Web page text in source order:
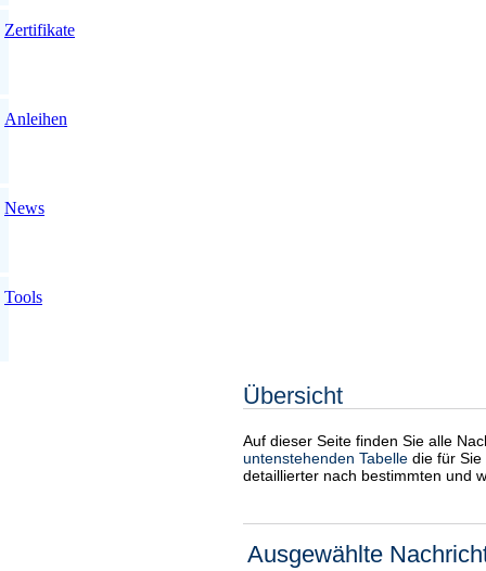
Zertifikate
Anleihen
News
Tools
Übersicht
Auf dieser Seite finden Sie alle
untenstehenden Tabelle die für
detaillierter nach bestimmten und
Ausgewählte